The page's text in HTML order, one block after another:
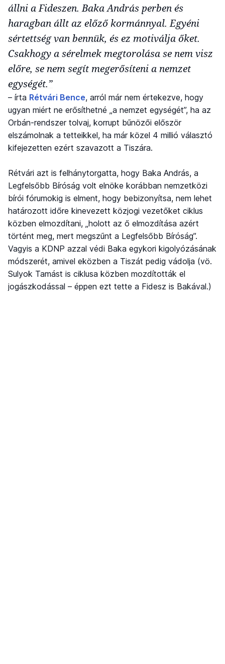
állni a Fideszen. Baka András perben és
haragban állt az előző kormánnyal. Egyéni
sértettség van bennük, és ez motiválja őket.
Csakhogy a sérelmek megtorolása se nem visz
előre, se nem segít megerősíteni a nemzet
egységét.”
– írta Rétvári Bence, arról már nem értekezve, hogy
ugyan miért ne erősíthetné „a nemzet egységét”, ha az
Orbán-rendszer tolvaj, korrupt bűnözői először
elszámolnak a tetteikkel, ha már közel 4 millió választó
kifejezetten ezért szavazott a Tiszára.
Rétvári azt is felhánytorgatta, hogy Baka András, a
Legfelsőbb Bíróság volt elnöke korábban nemzetközi
bírói fórumokig is elment, hogy bebizonyítsa, nem lehet
határozott időre kinevezett közjogi vezetőket ciklus
közben elmozdítani, „holott az ő elmozdítása azért
történt meg, mert megszűnt a Legfelsőbb Bíróság”.
Vagyis a KDNP azzal védi Baka egykori kigolyózásának
módszerét, amivel eközben a Tiszát pedig vádolja (vö.
Sulyok Tamást is ciklusa közben mozdították el
jogászkodással – éppen ezt tette a Fidesz is Bakával.)